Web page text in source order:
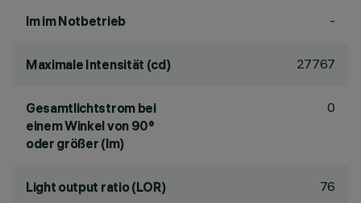
lm im Notbetrieb -
Maximale Intensität (cd) 27767
Gesamtlichtstrom bei
einem Winkel von 90°
oder größer (lm)
0
Light output ratio (LOR) 76